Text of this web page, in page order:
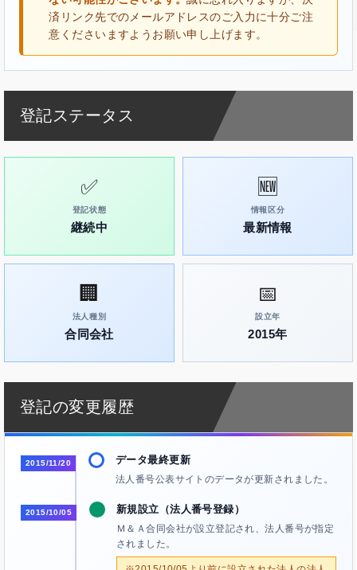
済リンク先でのメールアドレスのご入力に十分ご注
意くださいますようお願い申し上げます。
登記ステータス
✅
登記状態
継続中
🆕
情報区分
最新情報
🏢
法人種別
合同会社
📅
設立年
2015年
登記の変更履歴
2015/11/20 データ最終更新
法人番号公表サイトのデータが更新されました。
2015/10/05 新規設立（法人番号登録）
Ｍ＆Ａ合同会社が設立登記され、法人番号が指定
されました。